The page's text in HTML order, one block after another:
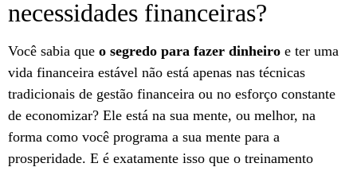
necessidades financeiras?
Você sabia que o segredo para fazer dinheiro e ter uma
vida financeira estável não está apenas nas técnicas
tradicionais de gestão financeira ou no esforço constante
de economizar? Ele está na sua mente, ou melhor, na
forma como você programa a sua mente para a
prosperidade. E é exatamente isso que o treinamento